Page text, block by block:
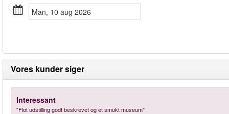
man, 10 aug 2026
Vores kunder siger
Interessant
"Flot udstilling godt beskrevet og et smukt museum"